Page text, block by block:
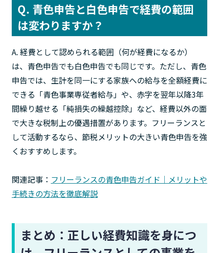
Q. 青色申告と白色申告で経費の範囲
は変わりますか？
A. 経費として認められる範囲（何が経費になるか）
は、青色申告でも白色申告でも同じです。ただし、青色
申告では、生計を同一にする家族への給与を全額経費に
できる「青色事業専従者給与」や、赤字を翌年以降3年
間繰り越せる「純損失の繰越控除」など、経費以外の面
で大きな税制上の優遇措置があります。フリーランスと
して活動するなら、節税メリットの大きい青色申告を強
くおすすめします。
関連記事： フリーランスの青色申告ガイド｜メリットや
手続きの方法を徹底解説
まとめ：正しい経費知識を身につ